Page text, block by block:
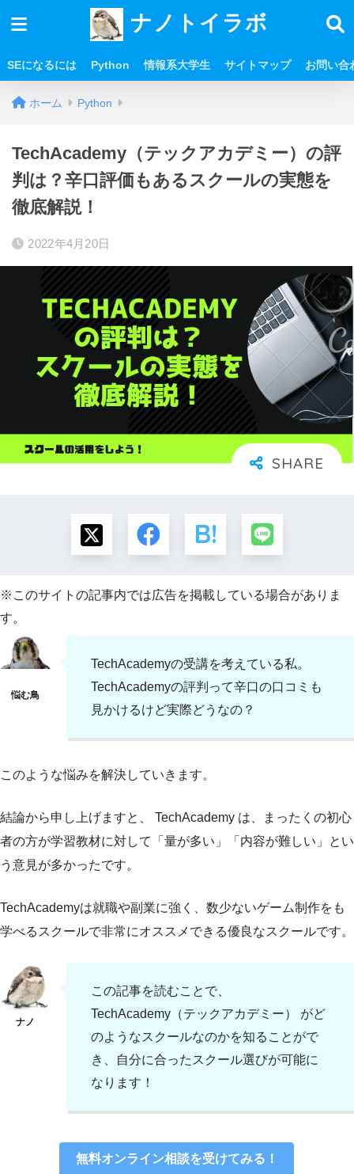
ナノトイラボ
SEになるには Python 情報系大学生 サイトマップ お問い合
ホーム Python
TechAcademy（テックアカデミー）の評
判は？辛口評価もあるスクールの実態を
徹底解説！
2022年4月20日
※このサイトの記事内では広告を掲載している場合がありま
す。
TechAcademyの受講を考えている私。
TechAcademyの評判って辛口の口コミも
見かけるけど実際どうなの？
このような悩みを解決していきます。
結論から申し上げますと、 TechAcademy は、まったくの初心
者の方が学習教材に対して「量が多い」「内容が難しい」とい
う意見が多かったです。
TechAcademyは就職や副業に強く、数少ないゲーム制作をも
学べるスクールで非常にオススメできる優良なスクールです。
この記事を読むことで、
TechAcademy（テックアカデミー） がど
のようなスクールなのかを知ることがで
き、自分に合ったスクール選びが可能に
なります！
無料オンライン相談を受けてみる！